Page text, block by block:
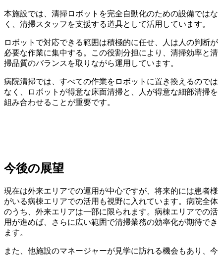
本施設では、清掃ロボットを完全自動化のための設備ではな
く、清掃スタッフを支援する道具として活用しています。
ロボットで対応できる範囲は積極的に任せ、人は人の判断が
必要な作業に集中する。この役割分担により、清掃効率と清
掃品質のバランスを取りながら運用しています。
病院清掃では、すべての作業をロボットに置き換えるのでは
なく、ロボットが得意な床面清掃と、人が得意な細部清掃を
組み合わせることが重要です。
今後の展望
現在は外来エリアでの運用が中心ですが、将来的には患者様
がいる病棟エリアでの活用も視野に入れています。病院全体
のうち、外来エリアは一部に限られます。病棟エリアでの活
用が進めば、さらに広い範囲で清掃業務の効率化が期待でき
ます。
また、他施設のマネージャーが見学に訪れる機会もあり、今